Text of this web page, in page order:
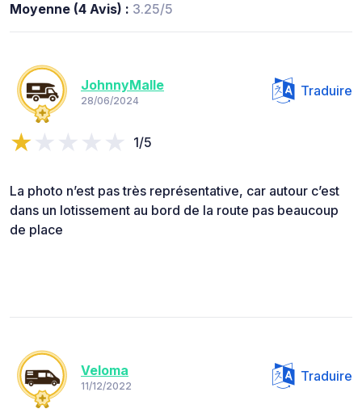
Moyenne (4 Avis) : 3.25/5
JohnnyMalle
28/06/2024
Traduire
1/5
La photo n’est pas très représentative, car autour c’est
dans un lotissement au bord de la route pas beaucoup
de place
Veloma
11/12/2022
Traduire